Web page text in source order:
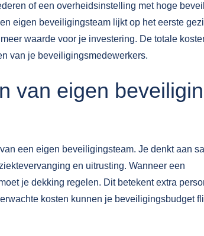
of een overheidsinstelling met hoge
eigen beveiligingsteam lijkt op het eerste
waarde voor je investering. De totale
van je beveiligingsmedewerkers.
van eigen
een eigen beveiligingsteam. Je denkt aan
en uitrusting. Wanneer een
je dekking regelen. Dit betekent extra
kosten kunnen je beveiligingsbudget